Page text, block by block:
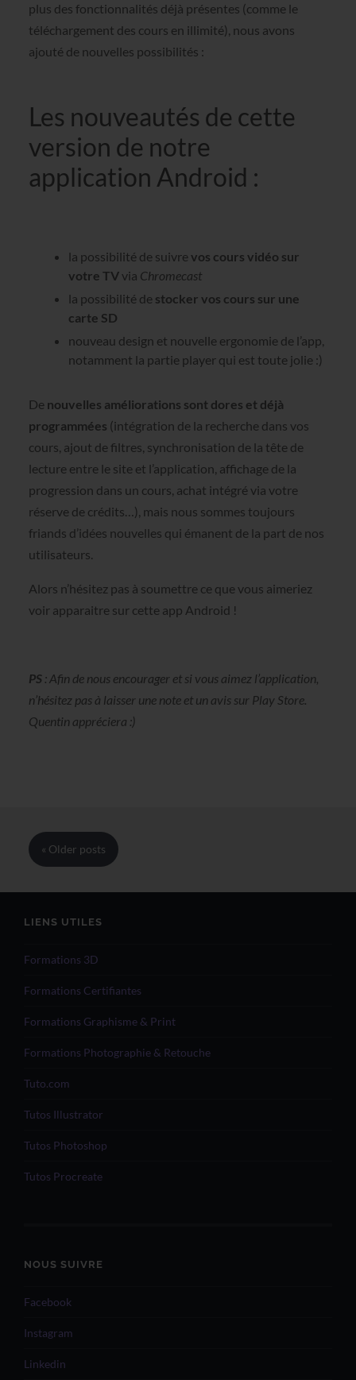
plus des fonctionnalités déjà présentes (comme le
téléchargement des cours en illimité), nous avons
ajouté de nouvelles possibilités :
Les nouveautés de cette
version de notre
application Android :
la possibilité de suivrevos cours vidéo sur
votre TVvia Chromecast
la possibilité destocker vos cours sur une
carte SD
nouveau design et nouvelle ergonomie de l’app,
notamment la partie player qui est toute jolie :)
De nouvelles améliorations sont dores et déjà
programmées (intégration de la recherche dans vos
cours, ajout de filtres, synchronisation de la tête de
lecture entre le site et l’application, affichage de la
progression dans un cours, achat intégré via votre
réserve de crédits…), mais nous sommes toujours
friands d’idées nouvelles qui émanent de la part de nos
utilisateurs.
Alors n’hésitez pas à soumettre ce que vous aimeriez
voir apparaitre sur cette app Android !
PS: Afin de nous encourager et si vous aimez l’application,
n’hésitez pas à laisser une note et un avis sur Play Store.
Quentin appréciera :)
« Older posts
LIENS UTILES
Formations 3D
Formations Certifiantes
Formations Graphisme & Print
Formations Photographie & Retouche
Tuto.com
Tutos Illustrator
Tutos Photoshop
Tutos Procreate
NOUS SUIVRE
Facebook
Instagram
Linkedin